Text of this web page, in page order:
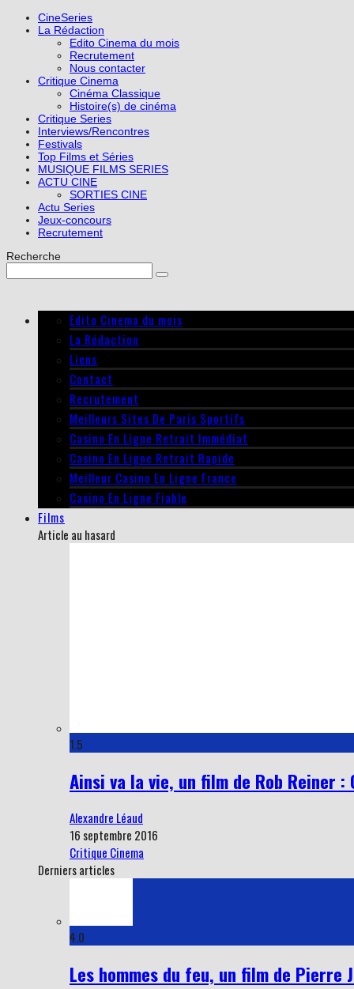
CineSeries
La Rédaction
Edito Cinema du mois
Recrutement
Nous contacter
Critique Cinema
Cinéma Classique
Histoire(s) de cinéma
Critique Series
Interviews/Rencontres
Festivals
Top Films et Séries
MUSIQUE FILMS SERIES
ACTU CINE
SORTIES CINE
Actu Series
Jeux-concours
Recrutement
Recherche
Edito Cinema du mois
La Rédaction
Liens
Contact
Recrutement
Meilleurs Sites De Paris Sportifs
Casino En Ligne Retrait Immédiat
Casino En Ligne Retrait Rapide
Meilleur Casino En Ligne France
Casino En Ligne Fiable
Films
Article au hasard
1.5
Ainsi va la vie, un film de Rob Reiner :
Alexandre Léaud
16 septembre 2016
Critique Cinema
Derniers articles
4.0
Les hommes du feu, un film de Pierre